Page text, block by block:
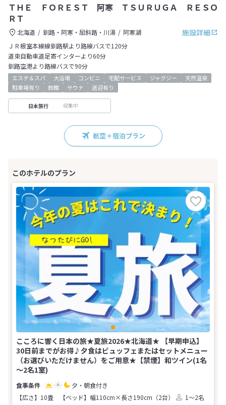
ＴＨＥ ＦＯＲＥＳＴ 阿寒 ＴＳＵＲＵＧＡ ＲＥＳＯ
ＲＴ
施設詳細
北海道 釧路・阿寒・屈斜路・川湯
阿寒湖
ＪＲ根室本線線釧路駅より路線バスで120分
道束自動車道足寄インターより60分
釧路空港より路線バスで90分
エステ＆スパ 大浴場 コンビニ 宅配サービス ジャグジー
天然温泉
駐車場有り
旅館 サウナ 送迎有り
日本旅行 収集中
航空＋宿泊プラン
こころに響く日本の旅★夏旅2026★北海道★ 【早期申込】
30日前までがお得♪夕食はビュッフェまたはセットメニュー
（お選びいただけません）をご用意★【禁煙】和ツイン(1名
～2名1室)
夕・朝食付き
【広さ】10畳
【ベッド】幅110cm×長さ190cm（2台）
1～2名